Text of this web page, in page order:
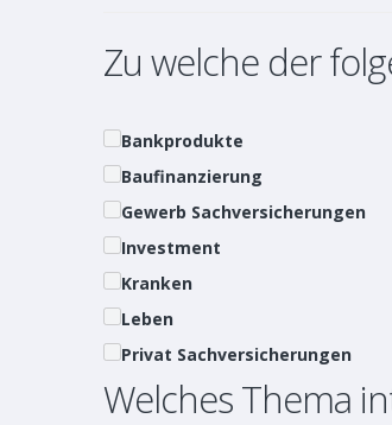
Zu welche der
Bankprodukte
Baufinanzierung
Gewerb Sachversicherungen
Investment
Kranken
Leben
Privat Sachversicherungen
Welches Thema